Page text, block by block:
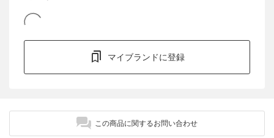
マイブランドに登録
この商品に関するお問い合わせ